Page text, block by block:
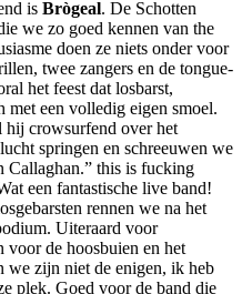
is Brògeal. De Schotten
we zo goed kennen van the
doen ze niets onder voor
twee zangers en de tongue-
het feest dat losbarst,
met een volledig eigen smoel.
crowsurfend over het
springen en schreeuwen we
Callaghan.” this is fucking
een fantastische live band!
rennen we na het
Uiteraard voor
voor de hoosbuien en het
we zijn niet de enigen, ik heb
plek. Goed voor de band die